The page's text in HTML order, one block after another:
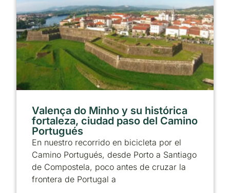
Valença do Minho y su histórica
fortaleza, ciudad paso del Camino
Portugués
En nuestro recorrido en bicicleta por el
Camino Portugués, desde Porto a Santiago
de Compostela, poco antes de cruzar la
frontera de Portugal a